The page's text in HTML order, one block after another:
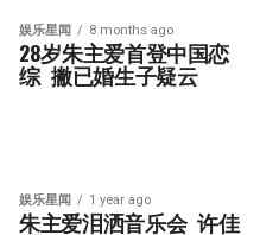
娱乐星闻 8 months ago
28岁朱主爱首登中国恋
综  撇已婚生子疑云
娱乐星闻 1 year ago
朱主爱泪洒音乐会  许佳